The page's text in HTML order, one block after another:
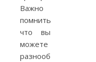
Важно
помнить,
что вы
можете
разнообразить